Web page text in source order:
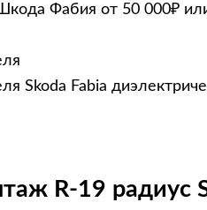
Фабия от 50 000₽
Skoda Fabia
R-19 радиус